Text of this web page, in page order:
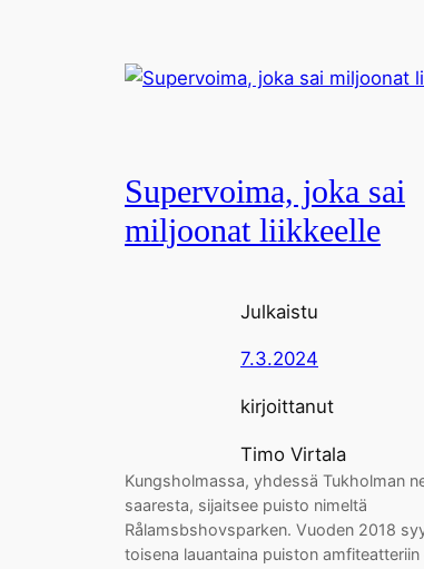
Supervoima, joka sai
miljoonat liikkeelle
Julkaistu
7.3.2024
kirjoittanut
Timo Virtala
Kungsholmassa, yhdessä Tukholman
saaresta, sijaitsee puisto nimeltä
Rålamsbshovsparken. Vuoden 2018
toisena lauantaina puiston amfiteatteriin